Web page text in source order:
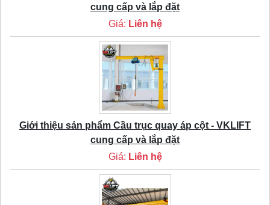
cung cấp và lắp đặt
Giá: Liên hệ
Giới thiệu sản phẩm Cầu trục quay áp cột - VKLIFT
cung cấp và lắp đặt
Giá: Liên hệ